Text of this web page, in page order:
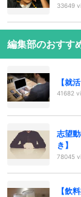
33649
編集部のおすす
【就
41682
志望
き】
78045
【飲